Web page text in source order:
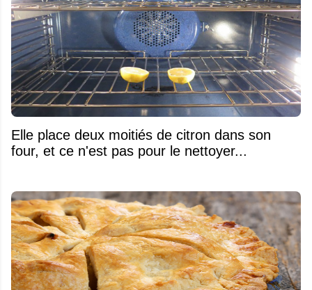
Elle place deux moitiés de citron dans son
four, et ce n'est pas pour le nettoyer...